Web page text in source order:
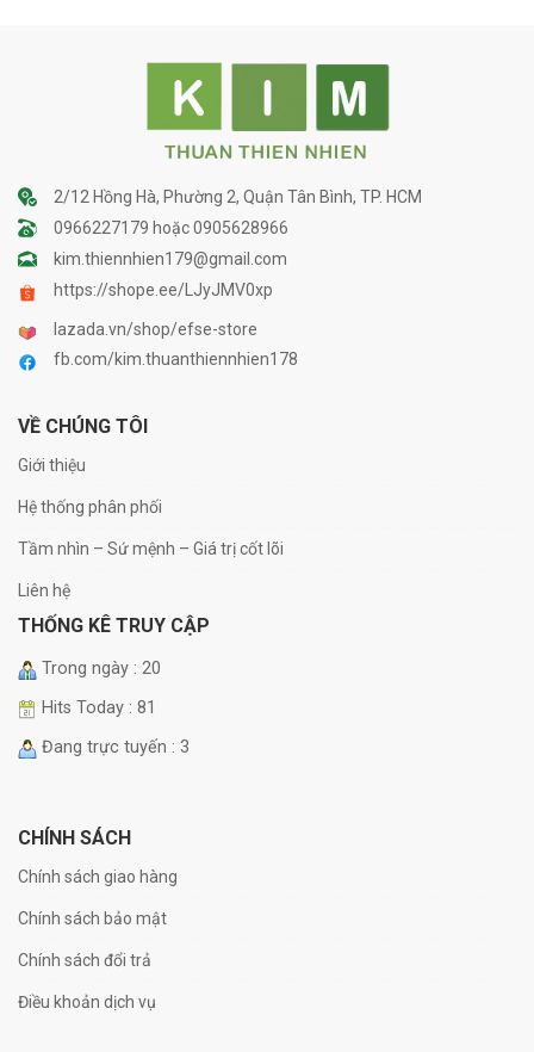
2/12 Hồng Hà, Phường 2, Quận Tân Bình, TP. HCM
0966227179 hoặc 0905628966
kim.thiennhien179@gmail.com
https://shope.ee/LJyJMV0xp
lazada.vn/shop/efse-store
fb.com/kim.thuanthiennhien178
VỀ CHÚNG TÔI
Giới thiệu
Hệ thống phân phối
Tầm nhìn – Sứ mệnh – Giá trị cốt lõi
Liên hệ
THỐNG KÊ TRUY CẬP
Trong ngày : 20
Hits Today : 81
Đang trực tuyến : 3
CHÍNH SÁCH
Chính sách giao hàng
Chính sách bảo mật
Chính sách đổi trả
Điều khoản dịch vụ